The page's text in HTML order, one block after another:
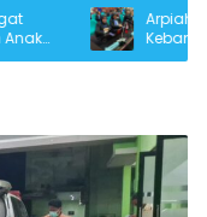
Arpiah
Kebangsaan
NKRI dari